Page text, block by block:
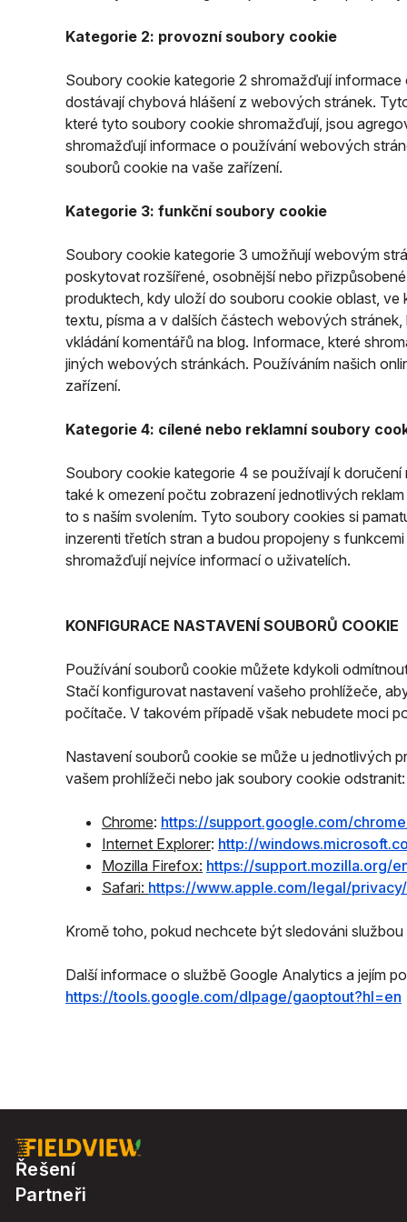
Kategorie 2: provozní soubory cookie
Soubory cookie kategorie 2 shromažďují
dostávají chybová hlášení z webových stránek.
které tyto soubory cookie shromažďují, jsou
shromažďují informace o používání webových
souborů cookie na vaše zařízení.
Kategorie 3: funkční soubory cookie
Soubory cookie kategorie 3 umožňují webovým
poskytovat rozšířené, osobnější nebo
produktech, kdy uloží do souboru cookie oblast,
textu, písma a v dalších částech webových
vkládání komentářů na blog. Informace, které
jiných webových stránkách. Používáním našich
zařízení.
Kategorie 4: cílené nebo reklamní soubory
Soubory cookie kategorie 4 se používají k
také k omezení počtu zobrazení jednotlivých
to s naším svolením. Tyto soubory cookies si
inzerenti třetích stran a budou propojeny s
shromažďují nejvíce informací o uživatelích.
KONFIGURACE NASTAVENÍ SOUBORŮ COOKIE
Používání souborů cookie můžete kdykoli
Stačí konfigurovat nastavení vašeho prohlížeče,
počítače. V takovém případě však nebudete moci
Nastavení souborů cookie se může u jednotlivých
vašem prohlížeči nebo jak soubory cookie odstranit:
Chrome: https://support.google.com/
Internet Explorer: http://
Mozilla Firefox: https://support.mozilla.org/
Safari: https://www.apple.com/legal/
Kromě toho, pokud nechcete být sledováni
Další informace o službě Google Analytics a jejím
https://tools.google.com/dlpage/gaoptout?hl=en
Řešení
Partneři